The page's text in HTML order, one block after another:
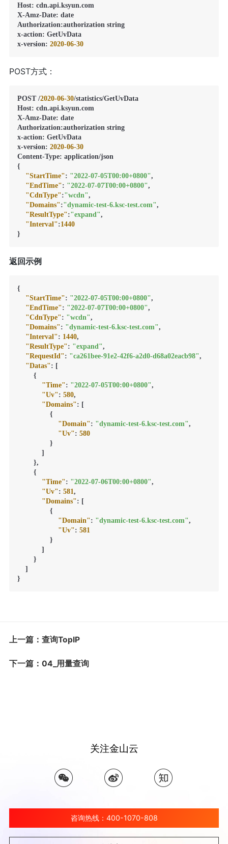
Host: cdn.api.ksyun.com
X-Amz-Date: date
Authorization:authorization string
x-action: GetUvData
x-version: 2020-06-30
POST方式：
POST /2020-06-30/statistics/GetUvData
Host: cdn.api.ksyun.com
X-Amz-Date: date
Authorization:authorization string
x-action: GetUvData
x-version: 2020-06-30
Content-Type:
{
"StartTime": "2022-07-05T00:00+0800",
"EndTime": "2022-07-07T00:00+0800",
"CdnType":"wcdn",
"Domains":"dynamic-test-6.ksc-test.com",
"ResultType":"expand",
"Interval":1440
}
返回示例
{
"StartTime": "2022-07-05T00:00+0800",
"EndTime": "2022-07-07T00:00+0800",
"CdnType": "wcdn",
"Domains": "dynamic-test-6.ksc-test.com",
"Interval": 1440,
"ResultType": "expand",
"RequestId": "ca261bee-91e2-42f6-a2d0-d68a02eacb98",
"Datas": [
{
"Time": "2022-07-05T00:00+0800",
"Uv": 580,
"Domains": [
{
"Domain": "dynamic-test-6.ksc-test.com",
"Uv": 580
}
]
},
{
"Time": "2022-07-06T00:00+0800",
"Uv": 581 ,
"Domains": [
{
"Domain": "dynamic-test-6.ksc-test.com",
"Uv": 581
}
]
}
]
}
上一篇：查询TopIP
下一篇：04_用量查询
关注金山云
咨询热线：400-1070-808